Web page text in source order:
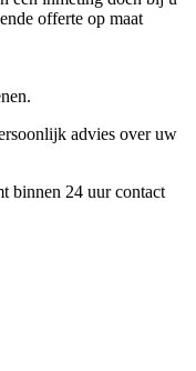
offerte op maat
advies over uw
binnen 24 uur contact